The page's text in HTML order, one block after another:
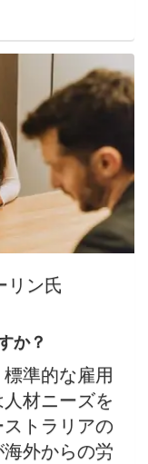
リン氏
か？
標準的な雇用
材ニーズを
トラリアの
外からの労